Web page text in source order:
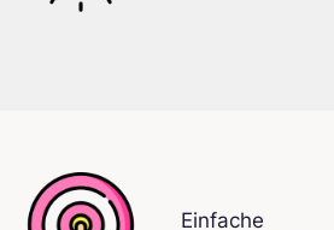
Einfache